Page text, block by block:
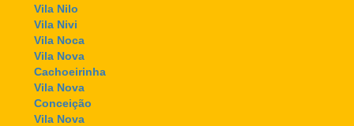
Vila Nilo
Vila Nivi
Vila Noca
Vila Nova
Cachoeirinha
Vila Nova
Conceição
Vila Nova